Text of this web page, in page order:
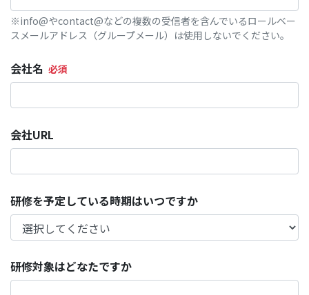
※info@やcontact@などの複数の受信者を含んでいるロールベー
スメールアドレス（グループメール）は使用しないでください。
会社名
会社URL​
研修を予定している時期はいつですか
研修対象はどなたですか